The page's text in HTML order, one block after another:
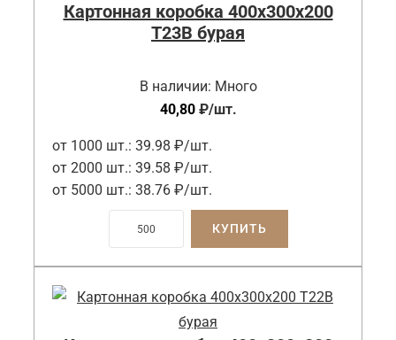
Картонная коробка 400x300x200
Т23B бурая
В наличии: Много
40,80 ₽/шт.
от 1000 шт.: 39.98 ₽/шт.
от 2000 шт.: 39.58 ₽/шт.
от 5000 шт.: 38.76 ₽/шт.
КУПИТЬ